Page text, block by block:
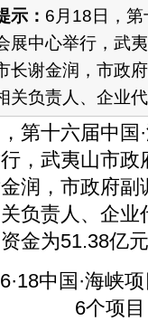
： 6月18日，第
展中心举行，武
长谢金润，市政
关负责人、企业
第十六届中国
，武夷山市
润，市政府
负责人、企
金为51.38亿元